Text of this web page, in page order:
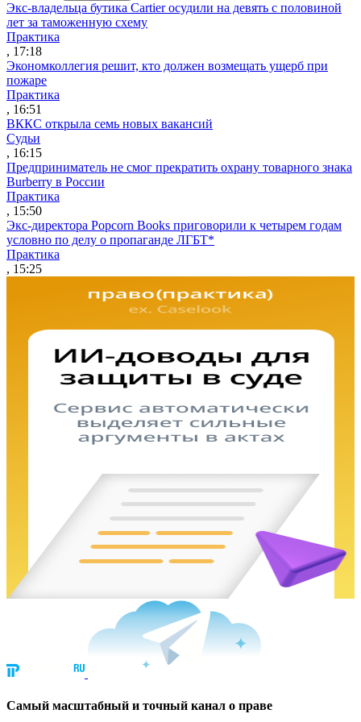
Экс-владельца бутика Cartier осудили на девять с половиной
лет за таможенную схему
Практика
, 17:18
Экономколлегия решит, кто должен возмещать ущерб при
пожаре
Практика
, 16:51
ВККС открыла семь новых вакансий
Судьи
, 16:15
Предприниматель не смог прекратить охрану товарного знака
Burberry в России
Практика
, 15:50
Экс-директора Popcorn Books приговорили к четырем годам
условно по делу о пропаганде ЛГБТ*
Практика
, 15:25
Cамый масштабный и точный канал о праве